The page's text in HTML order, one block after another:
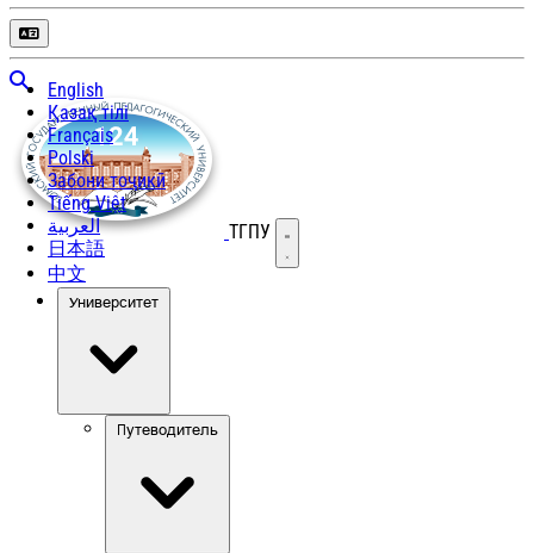
English
Қазақ тілі
Français
Polski
Забони тоҷикӣ
Tiếng Việt
العربية
日本語
中文
ТГПУ Открыть меню
Университет
Путеводитель